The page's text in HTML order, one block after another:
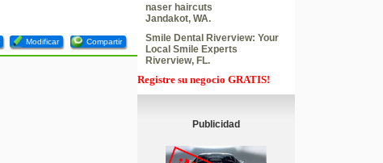
Modificar Compartir
naser haircuts
Jandakot, WA.
Smile Dental Riverview: Your
Local Smile Experts
Riverview, FL.
Registre su negocio GRATIS!
Publicidad